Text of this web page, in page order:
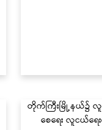
တိုက်ကြီးမြို့နယ်၌ လူ
စေရေး လူငယ်ရေ